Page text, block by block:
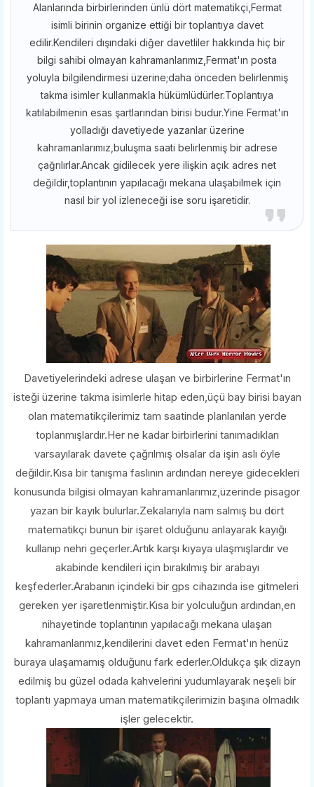
Alanlarında birbirlerinden ünlü dört matematikçi,Fermat
isimli birinin organize ettiği bir toplantıya davet
edilir.Kendileri dışındaki diğer davetliler hakkında hiç bir
bilgi sahibi olmayan kahramanlarımız,Fermat'ın posta
yoluyla bilgilendirmesi üzerine;daha önceden belirlenmiş
takma isimler kullanmakla hükümlüdürler.Toplantıya
katılabilmenin esas şartlarından birisi budur.Yine Fermat'ın
yolladığı davetiyede yazanlar üzerine
kahramanlarımız,buluşma saati belirlenmiş bir adrese
çağrılırlar.Ancak gidilecek yere ilişkin açık adres net
değildir,toplantının yapılacağı mekana ulaşabilmek için
nasıl bir yol izleneceği ise soru işaretidir.
Davetiyelerindeki adrese ulaşan ve birbirlerine Fermat'ın
isteği üzerine takma isimlerle hitap eden,üçü bay birisi bayan
olan matematikçilerimiz tam saatinde planlanılan yerde
toplanmışlardır.Her ne kadar birbirlerini tanımadıkları
varsayılarak davete çağrılmış olsalar da işin aslı öyle
değildir.Kısa bir tanışma faslının ardından nereye gidecekleri
konusunda bilgisi olmayan kahramanlarımız,üzerinde pisagor
yazan bir kayık bulurlar.Zekalarıyla nam salmış bu dört
matematikçi bunun bir işaret olduğunu anlayarak kayığı
kullanıp nehri geçerler.Artık karşı kıyaya ulaşmışlardır ve
akabinde kendileri için bırakılmış bir arabayı
keşfederler.Arabanın içindeki bir gps cihazında ise gitmeleri
gereken yer işaretlenmiştir.Kısa bir yolculuğun ardından,en
nihayetinde toplantının yapılacağı mekana ulaşan
kahramanlarımız,kendilerini davet eden Fermat'ın henüz
buraya ulaşamamış olduğunu fark ederler.Oldukça şık dizayn
edilmiş bu güzel odada kahvelerini yudumlayarak neşeli bir
toplantı yapmaya uman matematikçilerimizin başına olmadık
işler gelecektir.